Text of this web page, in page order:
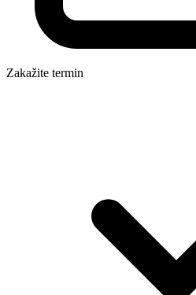
Zakažite termin